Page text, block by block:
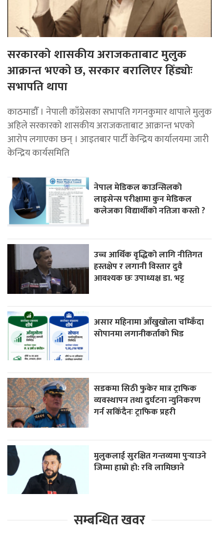
सरकारको शासकीय अराजकताबाट मुलुक
आक्रान्त भएको छ, सरकार बरालिएर हिँड्याेः
सभापति थापा
काठमाडाैँ । नेपाली काँग्रेसका सभापति गगनकुमार थापाले मुलुक
अहिले सरकारको शासकीय अराजकताबाट आक्रान्त भएको
आरोप लगाएका छन् । आइतबार पार्टी केन्द्रिय कार्यालयमा जारी
केन्द्रिय कार्यसमिति
नेपाल मेडिकल काउन्सिलको
लाइसेन्स परीक्षामा कुन मेडिकल
कलेजका विद्यार्थीको नतिजा कस्तो ?
उच्च आर्थिक वृद्धिको लागि नीतिगत
हस्तक्षेप र लगानी विस्तार दुवै
आवश्यक छः उपाध्यक्ष डा. भट्ट
असार महिनामा आँखुखोला चम्किँदा
सोपानमा लगानीकर्ताको भिड
सडकमा सिठी फुकेर मात्र ट्राफिक
व्यवस्थापन तथा दुर्घटना न्युनिकरण
गर्न सकिँदैनः ट्राफिक प्रहरी
मुलुकलाई सुरक्षित गन्तव्यमा पुर्‍याउने
जिम्मा हाम्रो हो: रवि लामिछाने
सम्बन्धित खवर